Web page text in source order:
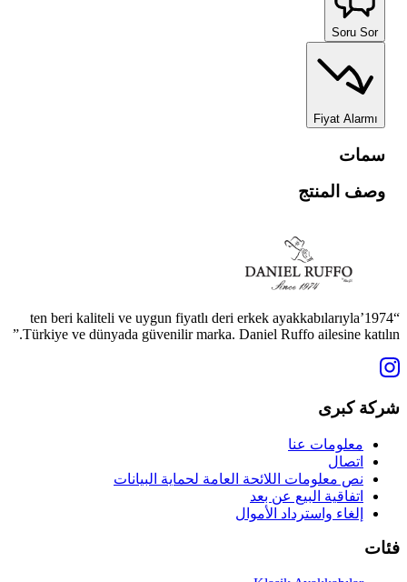
Soru Sor
Fiyat Alarmı
سمات
وصف المنتج
“1974’ten beri kaliteli ve uygun fiyatlı deri erkek ayakkabılarıyla
Türkiye ve dünyada güvenilir marka. Daniel Ruffo ailesine katılın.”
شركة كبرى
معلومات عنا
اتصال
نص معلومات اللائحة العامة لحماية البيانات
اتفاقية البيع عن بعد
إلغاء واسترداد الأموال
فئات